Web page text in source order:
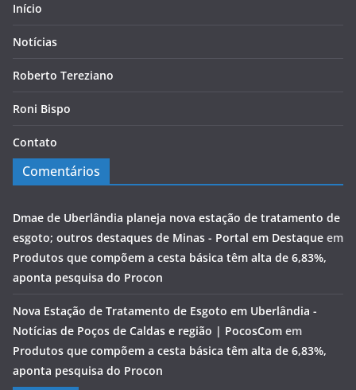
Início
Notícias
Roberto Tereziano
Roni Bispo
Contato
Comentários
Dmae de Uberlândia planeja nova estação de tratamento de
esgoto; outros destaques de Minas - Portal em Destaque em
Produtos que compõem a cesta básica têm alta de 6,83%,
aponta pesquisa do Procon
Nova Estação de Tratamento de Esgoto em Uberlândia -
Notícias de Poços de Caldas e região | PocosCom em
Produtos que compõem a cesta básica têm alta de 6,83%,
aponta pesquisa do Procon